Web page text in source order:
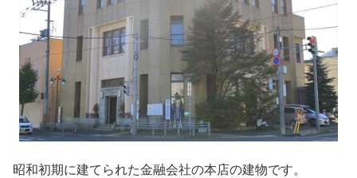
昭和初期に建てられた金融会社の本店の建物です。